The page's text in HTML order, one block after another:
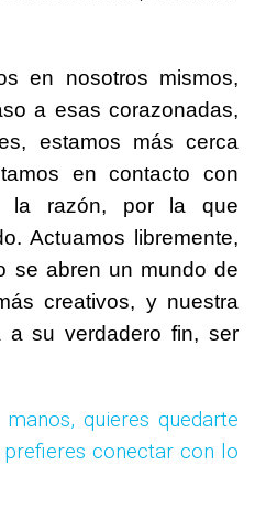
en nosotros mismos,
a esas corazonadas,
estamos más cerca
en contacto con
la razón, por la que
Actuamos libremente,
se abren un mundo de
creativos, y nuestra
a su verdadero fin, ser
quieres quedarte
conectar con lo